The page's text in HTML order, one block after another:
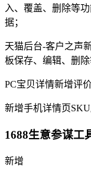
入、覆盖、删除等
据；
天猫后台-客户之声
板保存、编辑、删除
PC宝贝详情新增评
新增手机详情页
1688生意参谋工
新增